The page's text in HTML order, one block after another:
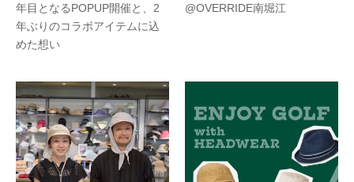
年目となるPOPUP開催と、2
年ぶりのコラボアイテムに込
めた想い
@OVERRIDE南堀江